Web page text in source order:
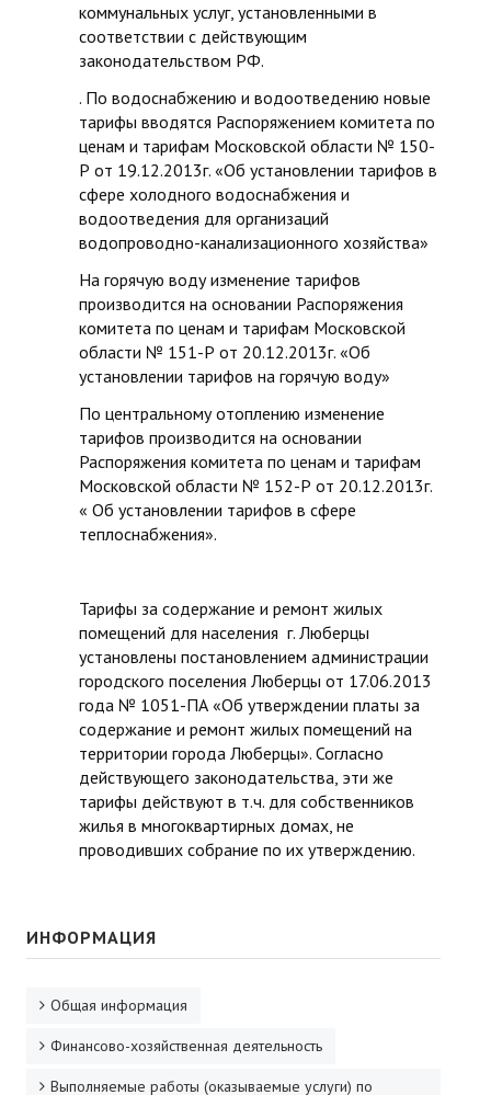
коммунальных услуг, установленными в
соответствии с действующим
законодательством РФ.
. По водоснабжению и водоотведению новые
тарифы вводятся Распоряжением комитета по
ценам и тарифам Московской области № 150-
Р от 19.12.2013г. «Об установлении тарифов в
сфере холодного водоснабжения и
водоотведения для организаций
водопроводно-канализационного хозяйства»
На горячую воду изменение тарифов
производится на основании Распоряжения
комитета по ценам и тарифам Московской
области № 151-Р от 20.12.2013г. «Об
установлении тарифов на горячую воду»
По центральному отоплению изменение
тарифов производится на основании
Распоряжения комитета по ценам и тарифам
Московской области № 152-Р от 20.12.2013г.
« Об установлении тарифов в сфере
теплоснабжения».
Тарифы за содержание и ремонт жилых
помещений для населения г. Люберцы
установлены постановлением администрации
городского поселения Люберцы от 17.06.2013
года № 1051-ПА «Об утверждении платы за
содержание и ремонт жилых помещений на
территории города Люберцы». Согласно
действующего законодательства, эти же
тарифы действуют в т.ч. для собственников
жилья в многоквартирных домах, не
проводивших собрание по их утверждению.
ИНФОРМАЦИЯ
Общая информация
Финансово-хозяйственная деятельность
Выполняемые работы (оказываемые услуги) по